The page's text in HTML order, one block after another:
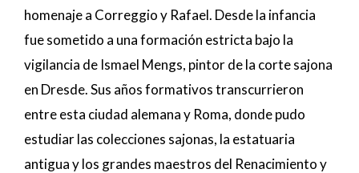
homenaje a Correggio y Rafael. Desde la infancia
fue sometido a una formación estricta bajo la
vigilancia de Ismael Mengs, pintor de la corte sajona
en Dresde. Sus años formativos transcurrieron
entre esta ciudad alemana y Roma, donde pudo
estudiar las colecciones sajonas, la estatuaria
antigua y los grandes maestros del Renacimiento y